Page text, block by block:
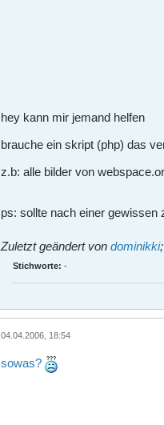
hey kann mir jemand helfen
brauche ein skript (php) das
z.b: alle bilder von
ps: sollte nach einer gewissen
Zuletzt geändert von dominikki;
Stichworte: -
04.04.2006, 18:54
sowas?